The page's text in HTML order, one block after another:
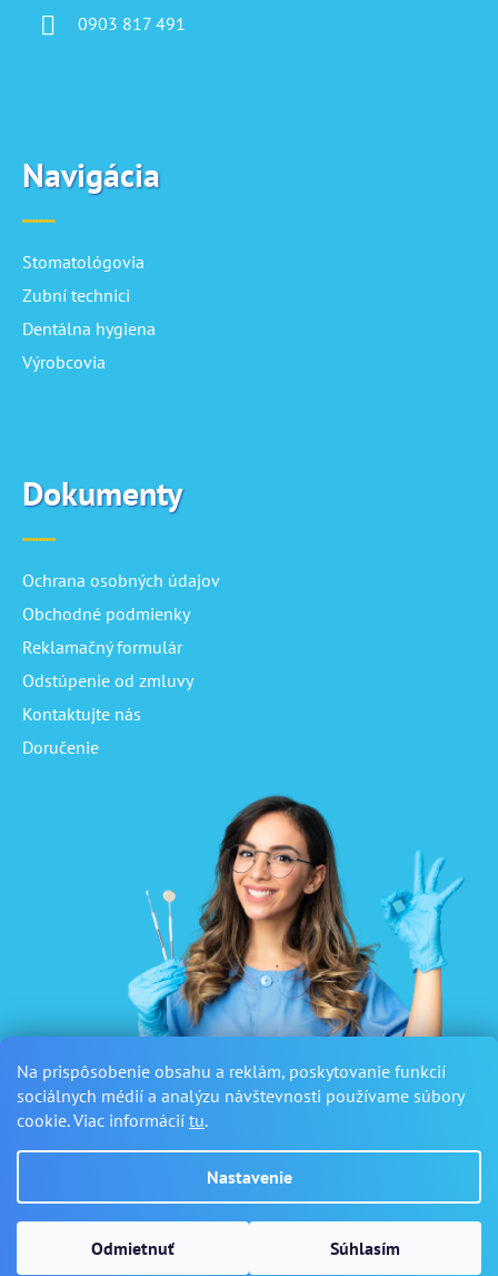
Na prispôsobenie obsahu a reklám, poskytovanie funkcií
sociálnych médií a analýzu návštevnosti používame súbory
cookie. Viac informácií tu.
Nastavenie
Odmietnuť Súhlasím
0903 817 491
Navigácia
Stomatológovia
Zubní technici
Dentálna hygiena
Výrobcovia
Dokumenty
Ochrana osobných údajov
Obchodné podmienky
Reklamačný formulár
Odstúpenie od zmluvy
Kontaktujte nás
Doručenie
Vytvoril Shoptet
Copyright 2026Sanus Dental
. Všetky práva vyhradené.